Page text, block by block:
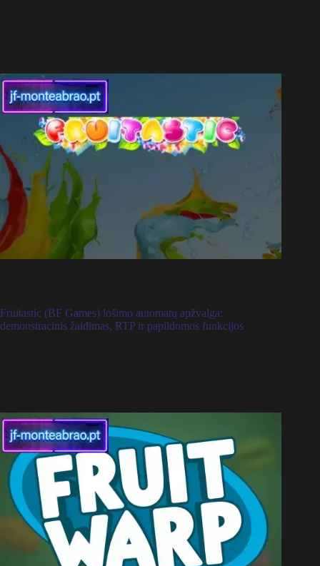
Fruitastic (BF Games) lošimo automatų apžvalga:
demonstracinis žaidimas, RTP ir papildomos funkcijos